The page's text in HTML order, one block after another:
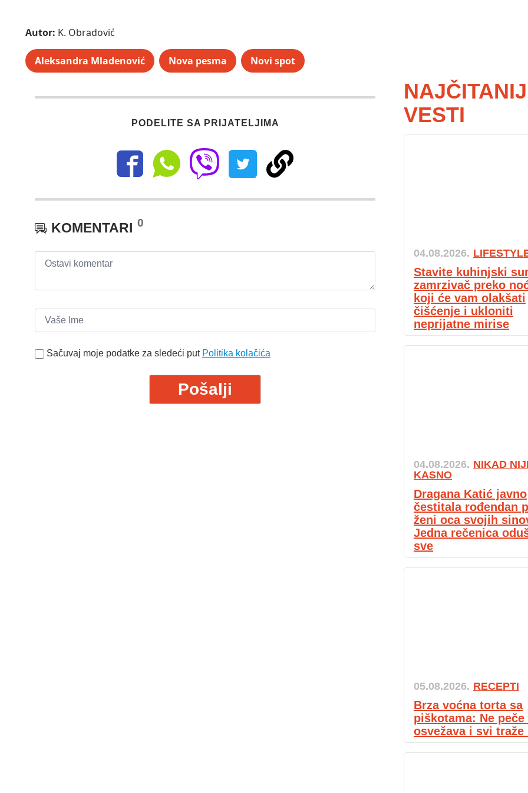
Autor: K. Obradović
Aleksandra Mladenović Nova pesma Novi spot
PODELITE SA PRIJATELJIMA
KOMENTARI 0
Sačuvaj moje podatke za sledeći put Politika kolačića
VESTI
04.08.2026.
Stavite kuhinjski
zamrzivač preko
koji će vam olakšati
čišćenje i ukloniti
neprijatne mirise
04.08.2026. NIKAD
KASNO
Dragana Katić javno
čestitala rođendan
ženi oca svojih
Jedna rečenica
sve
05.08.2026. RECEPTI
Brza voćna torta sa
piškotama: Ne peče
osvežava i svi traže